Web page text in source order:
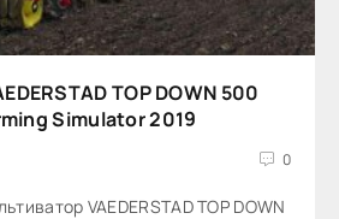
TOP DOWN 500
Simulator 2019
0
VAEDERSTAD TOP DOWN